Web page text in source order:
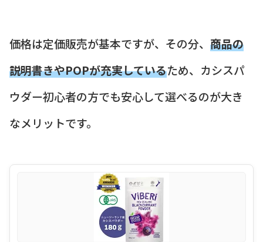
価格は定価販売が基本ですが、その分、 商品の
説明書きやPOPが充実しているため、カシスパ
ウダー初心者の方でも安心して選べるのが大き
なメリットです。